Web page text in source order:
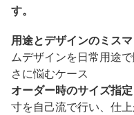
す。
用途とデザインのミス
ムデザインを日常用途
さに悩むケース
オーダー時のサイズ指
寸を自己流で行い、仕